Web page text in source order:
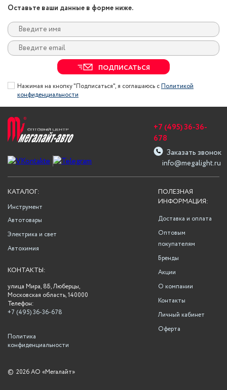
Оставьте ваши данные в форме ниже.
ПОДПИСАТЬСЯ
Нажимая на кнопку "Подписаться", я соглашаюсь сПолитикой
конфиденциальности
info@megalight.ru
+7 (495) 36-36-
678
Заказать звонок
ПОЛЕЗНАЯ
ИНФОРМАЦИЯ:
Доставка и оплата
Оптовым
покупателям
Бренды
Акции
О компании
Контакты
Личный кабинет
Оферта
КАТАЛОГ:
Инструмент
Автотовары
Электрика и свет
Автохимия
КОНТАКТЫ:
улица Мира, 8Б, Люберцы,
Московская область, 140000
Телефон:
+7 (495) 36-36-678
Политика
конфиденциальности
© 2026 АО «Мегалайт»